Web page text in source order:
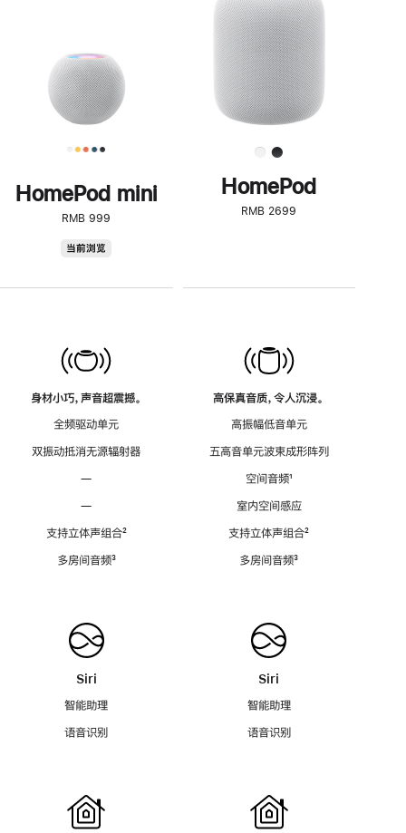
HomePod mini
RMB 999
当前浏览
身材小巧，声音超震撼。
全频驱动单元
双振动抵消无源辐射器
—
—
支持立体声组合脚
²
多房间音频脚
³
Siri
智能助理
语音识别
了
解
HomePod<
HomePod
RMB 2699
高保真音质，令人沉浸。
高振幅低音单元
五高音单元波束成形阵列
空间音频脚
¹
室内空间感应
支持立体声组合脚
²
多房间音频脚
³
Siri
智能助理
语音识别